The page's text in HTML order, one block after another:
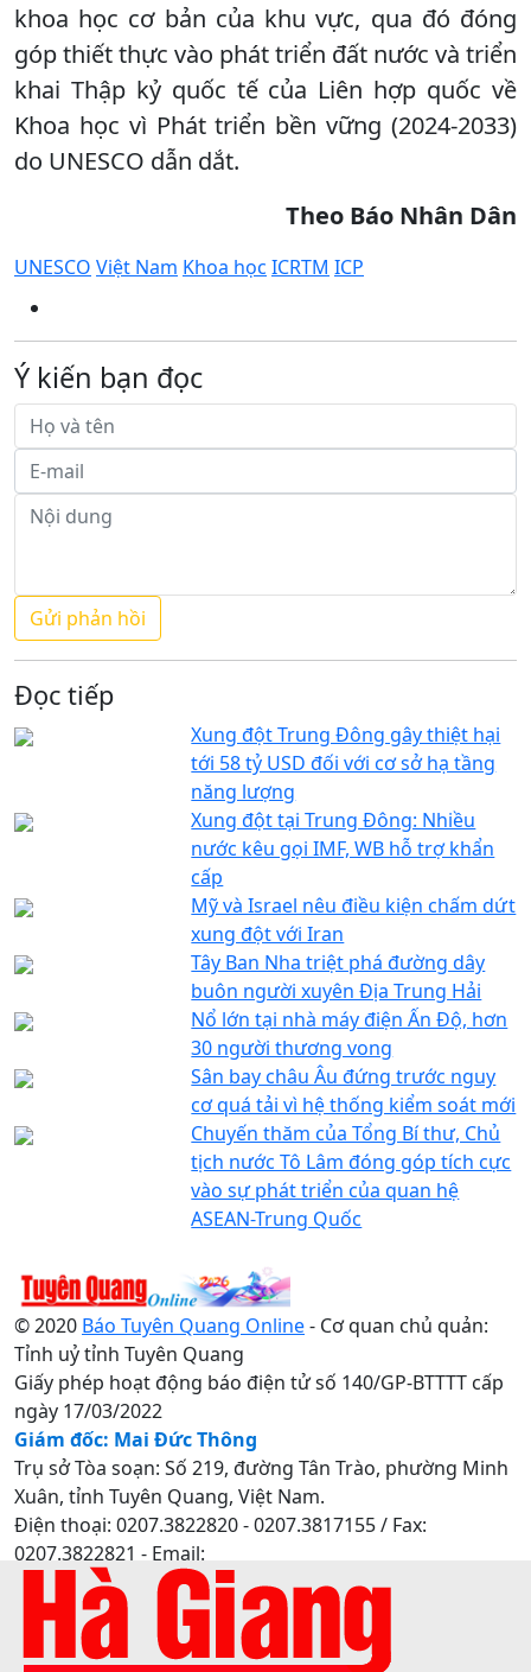
khoa học cơ bản của khu vực, qua đó đóng
góp thiết thực vào phát triển đất nước và triển
khai Thập kỷ quốc tế của Liên hợp quốc về
Khoa học vì Phát triển bền vững (2024-2033)
do UNESCO dẫn dắt.
Theo Báo Nhân Dân
UNESCO Việt Nam Khoa học ICRTM ICP
Ý kiến bạn đọc
Đọc tiếp
Xung đột Trung Đông gây thiệt hại
tới 58 tỷ USD đối với cơ sở hạ tầng
năng lượng
Xung đột tại Trung Đông: Nhiều
nước kêu gọi IMF, WB hỗ trợ khẩn
cấp
Mỹ và Israel nêu điều kiện chấm dứt
xung đột với Iran
Tây Ban Nha triệt phá đường dây
buôn người xuyên Địa Trung Hải
Nổ lớn tại nhà máy điện Ấn Độ, hơn
30 người thương vong
Sân bay châu Âu đứng trước nguy
cơ quá tải vì hệ thống kiểm soát mới
Chuyến thăm của Tổng Bí thư, Chủ
tịch nước Tô Lâm đóng góp tích cực
vào sự phát triển của quan hệ
ASEAN-Trung Quốc
© 2020 Báo Tuyên Quang Online- Cơ quan chủ quản:
Tỉnh uỷ tỉnh Tuyên Quang
Giấy phép hoạt động báo điện tử số 140/GP-BTTTT cấp
ngày 17/03/2022
Giám đốc: Mai Đức Thông
Trụ sở Tòa soạn: Số 219, đường Tân Trào, phường Minh
Xuân, tỉnh Tuyên Quang, Việt Nam.
Điện thoại: 0207.3822820 - 0207.3817155 / Fax:
0207.3822821 - Email:
baotuyenquang.com.vn@gmail.com